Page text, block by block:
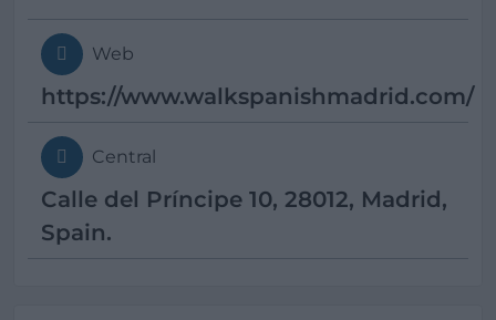
Web
https://www.walkspanishmadrid.com/
Central
Calle del Príncipe 10, 28012, Madrid,
Spain.